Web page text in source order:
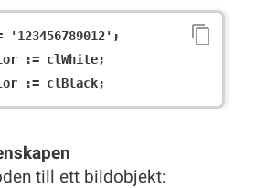
'123456789012';
:= clWhite;
till ett bildobjekt: